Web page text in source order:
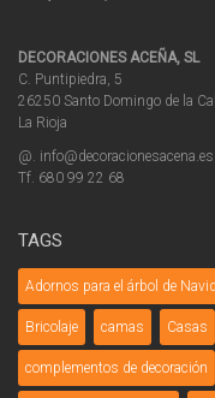
DECORACIONES ACEÑA, SL
C. Puntipiedra, 5
26250 Santo Domingo de la
La Rioja
@. info@decoracionesacena.es
Tf. 680 99 22 68
TAGS
Adornos para el árbol de
Bricolaje camas Casas
complementos de decoración